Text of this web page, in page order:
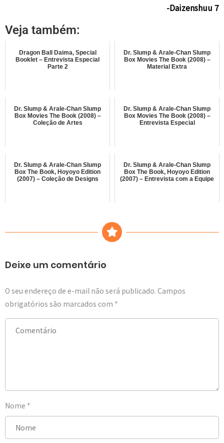
-Daizenshuu 7
Veja também:
Dragon Ball Daima, Special
Booklet – Entrevista Especial
Parte 2
Dr. Slump & Arale-Chan Slump
Box Movies The Book (2008) –
Material Extra
Dr. Slump & Arale-Chan Slump
Box Movies The Book (2008) –
Coleção de Artes
Dr. Slump & Arale-Chan Slump
Box Movies The Book (2008) –
Entrevista Especial
Dr. Slump & Arale-Chan Slump
Box The Book, Hoyoyo Edition
(2007) – Coleção de Designs
Dr. Slump & Arale-Chan Slump
Box The Book, Hoyoyo Edition
(2007) – Entrevista com a Equipe
Deixe um comentário
O seu endereço de e-mail não será publicado. Campos
obrigatórios são marcados com *
Nome *